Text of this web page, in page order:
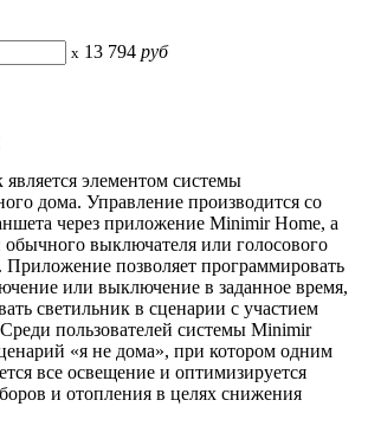
x 13 794 руб
элементом системы
дома. Управление производится со
через приложение Minimir Home, а
выключателя или голосового
позволяет программировать
или выключение в заданное время,
светильник в сценарии с участием
пользователей системы Minimir
«я не дома», при котором одним
все освещение и оптимизируется
и отопления в целях снижения